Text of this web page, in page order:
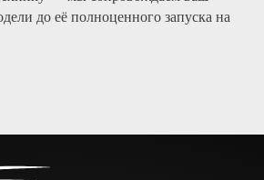
до её полноценного запуска на